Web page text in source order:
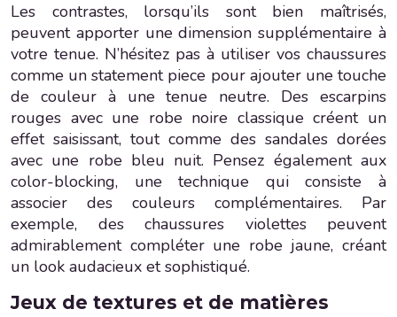
Les contrastes, lorsqu’ils sont bien maîtrisés,
peuvent apporter une dimension supplémentaire à
votre tenue. N’hésitez pas à utiliser vos chaussures
comme un statement piece pour ajouter une touche
de couleur à une tenue neutre. Des escarpins
rouges avec une robe noire classique créent un
effet saisissant, tout comme des sandales dorées
avec une robe bleu nuit. Pensez également aux
color-blocking, une technique qui consiste à
associer des couleurs complémentaires. Par
exemple, des chaussures violettes peuvent
admirablement compléter une robe jaune, créant
un look audacieux et sophistiqué.
Jeux de textures et de matières